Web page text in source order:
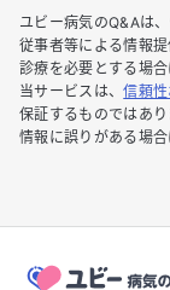
ユビー病気のQ&Aは
従事者等による情報
診療を必要とする場合
当サービスは、信頼
保証するものではあり
情報に誤りがある場合